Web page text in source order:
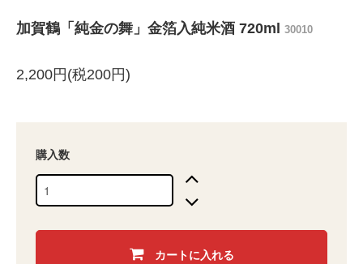
加賀鶴「純金の舞」金箔入純米酒 720ml 30010
2,200円(税200円)
購入数
カートに入れる